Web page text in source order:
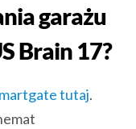
garażu
Brain 17?
tutaj.